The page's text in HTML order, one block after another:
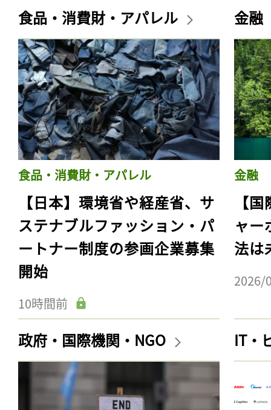
食品・消費財・アパレル
食品・消費財・アパレル
【日本】環境省や経産省、サ
ステナブルファッション・パ
ートナー制度の参画企業募集
開始
10時間前
金融
金融
【
ャー
法は
2026/
政府・国際機関・NGO IT・